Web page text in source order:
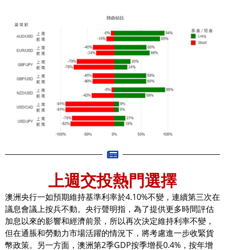
上週交投熱門選擇
澳洲央行一如預期維持基準利率於4.10%不變，連續第三次在
議息會議上按兵不動。央行聲明指，為了提供更多時間評估
加息以來的影響和經濟前景，所以再次決定維持利率不變，
但在通脹和勞動力市場活躍的情況下，將考慮進一步收緊貨
幣政策。另一方面，澳洲第2季GDP按季增長0.4%，按年增